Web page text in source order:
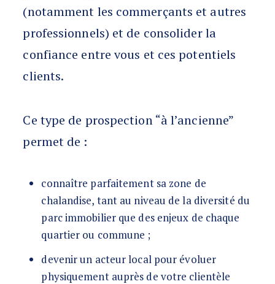
(notamment les commerçants et autres
professionnels) et de consolider la
confiance entre vous et ces potentiels
clients.
Ce type de prospection “à l’ancienne”
permet de :
connaître parfaitement sa zone de
chalandise, tant au niveau de la diversité du
parc immobilier que des enjeux de chaque
quartier ou commune ;
devenir un acteur local pour évoluer
physiquement auprès de votre clientèle